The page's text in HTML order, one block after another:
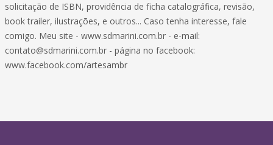
solicitação de ISBN, providência de ficha catalográfica, revisão,
book trailer, ilustrações, e outros... Caso tenha interesse, fale
comigo. Meu site - www.sdmarini.com.br - e-mail:
contato@sdmarini.com.br - página no facebook:
www.facebook.com/artesambr